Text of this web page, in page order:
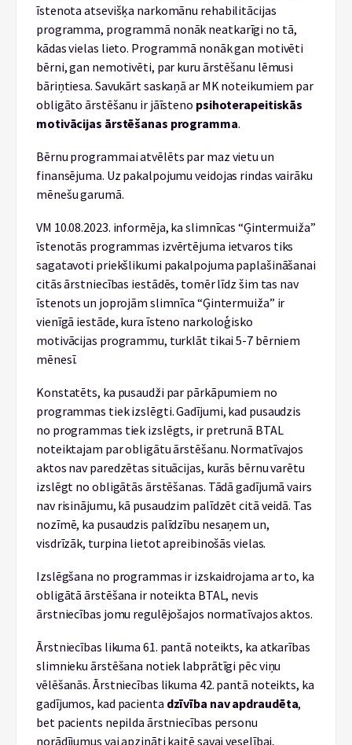
īstenota atsevišķa narkomānu rehabilitācijas
programma, programmā nonāk neatkarīgi no tā,
kādas vielas lieto. Programmā nonāk gan motivēti
bērni, gan nemotivēti, par kuru ārstēšanu lēmusi
bāriņtiesa. Savukārt saskaņā ar MK noteikumiem par
obligāto ārstēšanu ir jāīsteno psihoterapeitiskās
motivācijas ārstēšanas programma.
Bērnu programmai atvēlēts par maz vietu un
finansējuma. Uz pakalpojumu veidojas rindas vairāku
mēnešu garumā.
VM 10.08.2023. informēja, ka slimnīcas “Ģintermuiža”
īstenotās programmas izvērtējuma ietvaros tiks
sagatavoti priekšlikumi pakalpojuma paplašināšanai
citās ārstniecības iestādēs, tomēr līdz šim tas nav
īstenots un joprojām slimnīca “Ģintermuiža” ir
vienīgā iestāde, kura īsteno narkoloģisko
motivācijas programmu, turklāt tikai 5-7 bērniem
mēnesī.
Konstatēts, ka pusaudži par pārkāpumiem no
programmas tiek izslēgti. Gadījumi, kad pusaudzis
no programmas tiek izslēgts, ir pretrunā BTAL
noteiktajam par obligātu ārstēšanu. Normatīvajos
aktos nav paredzētas situācijas, kurās bērnu varētu
izslēgt no obligātās ārstēšanas. Tādā gadījumā vairs
nav risinājumu, kā pusaudzim palīdzēt citā veidā. Tas
nozīmē, ka pusaudzis palīdzību nesaņem un,
visdrīzāk, turpina lietot apreibinošās vielas.
Izslēgšana no programmas ir izskaidrojama ar to, ka
obligātā ārstēšana ir noteikta BTAL, nevis
ārstniecības jomu regulējošajos normatīvajos aktos.
Ārstniecības likuma 61. pantā noteikts, ka atkarības
slimnieku ārstēšana notiek labprātīgi pēc viņu
vēlēšanās. Ārstniecības likuma 42. pantā noteikts, ka
gadījumos, kad pacienta dzīvība nav apdraudēta,
bet pacients nepilda ārstniecības personu
norādījumus vai apzināti kaitē savai veselībai,